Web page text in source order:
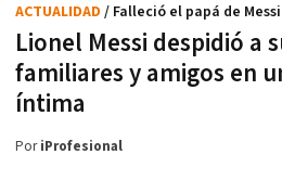
Lionel Messi despidió a
familiares y amigos en
íntima
ACTUALIDAD / Falleció el papá de Messi
PoriProfesional